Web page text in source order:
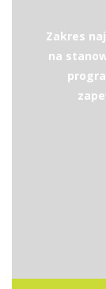
Zakres
na